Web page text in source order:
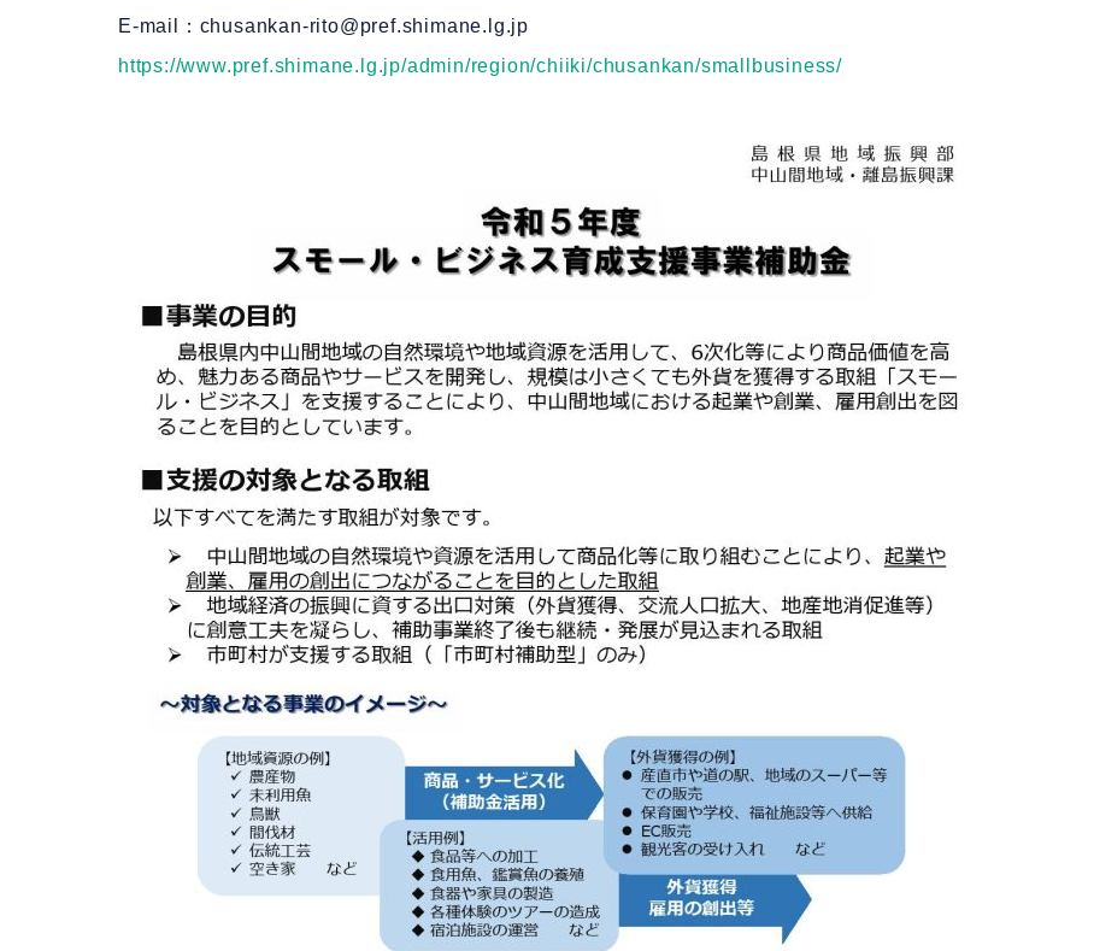
E-mail：chusankan-rito@pref.shimane.lg.jp
https://www.pref.shimane.lg.jp/admin/region/chiiki/chusankan/smallbusiness/